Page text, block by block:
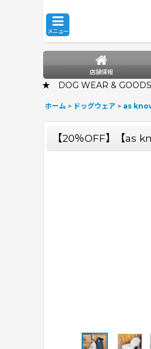
メニュー
店舗情報
★ DOG WEAR &
ホーム > ドッグウェア > as
【20％OFF】【as